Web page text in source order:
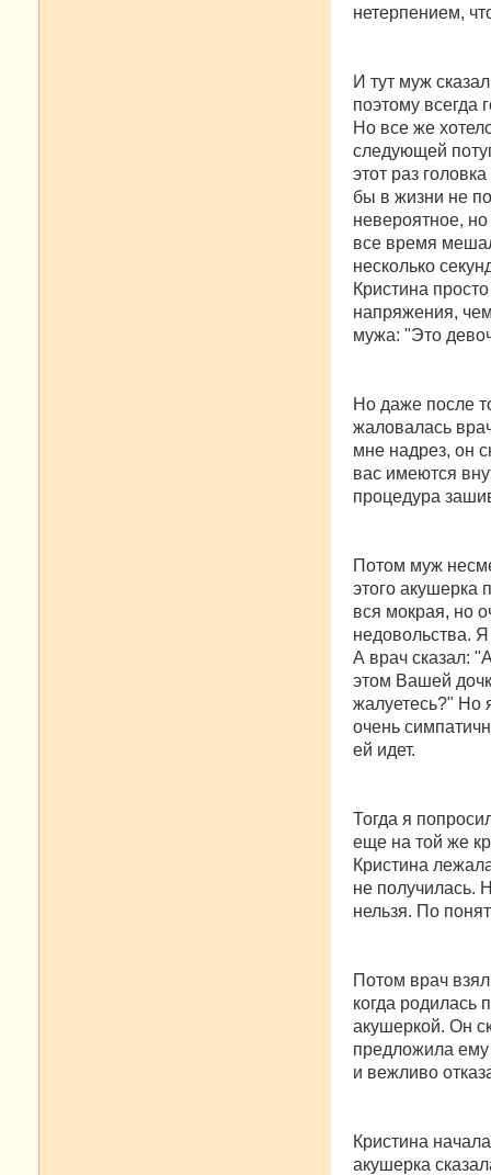
нетерпением,
И тут муж
поэтому всегда
Но все же
следующей
этот раз
бы в жизни не
невероятное,
все время
несколько
Кристина
напряжения,
мужа: "Это
Но даже после
жаловалась
мне надрез, он
вас имеются
процедура
Потом муж
этого акушерка
вся мокрая, но
недовольства.
А врач сказал:
этом Вашей
жалуетесь?" Но
очень
ей идет.
Тогда я
еще на той же
Кристина
не получилась.
нельзя. По
Потом врач
когда родилась
акушеркой. Он
предложила ему
и вежливо
Кристина
акушерка